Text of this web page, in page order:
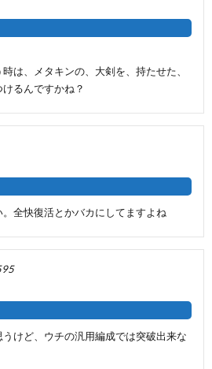
は、メタキンの、大剣を、持たせた、
るんですかね？
全快復活とかバカにしてますよね
けど、ウチの汎用編成では突破出来な